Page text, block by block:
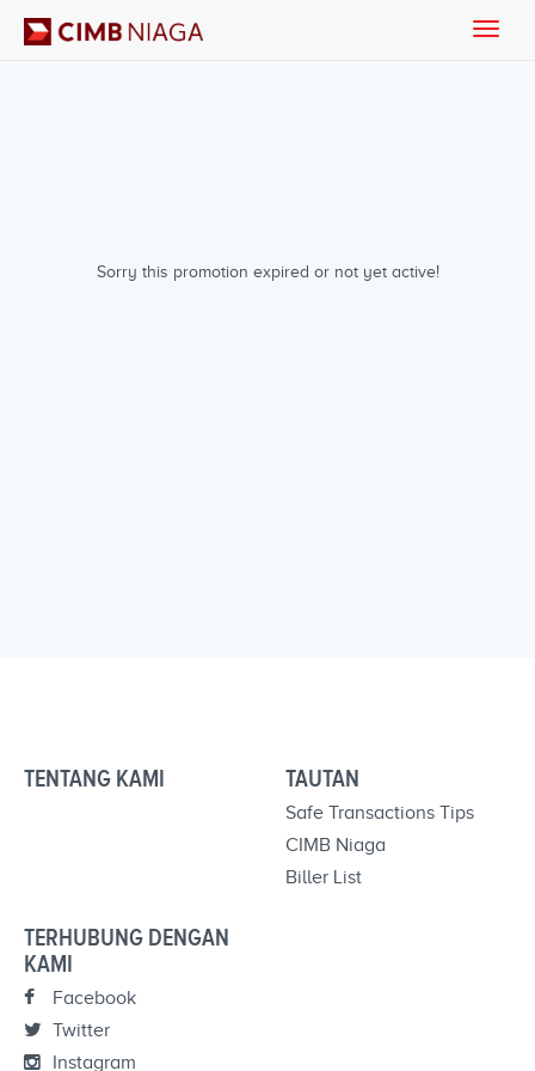
Sorry this promotion expired or not yet active!
Toggle
TENTANG KAMI TAUTAN
Safe Transactions Tips
CIMB Niaga
Biller List
TERHUBUNG DENGAN
KAMI
Facebook
Twitter
Instagram